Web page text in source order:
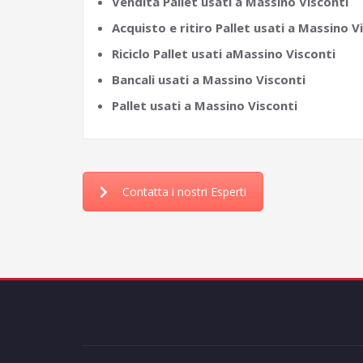
Acquisto e ritiro Pallet usati a Massino
Riciclo Pallet usati aMassino Visconti
Bancali usati a Massino Visconti
Pallet usati a Massino Visconti
Contatta i nostri Esperti